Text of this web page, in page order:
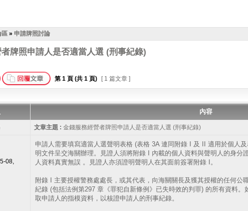
區 » 申請牌照討論
牌照申請人是否適當人選 (刑事紀錄)
第 1 頁 (共 1 頁) [ 1 篇文章 ]
內容
文章主題 : 金錢服務經營者牌照申請人是否適當人選 (刑事紀錄)
08,
申請人需要填寫適當人選聲明表格 (表格 3A 連同附錄 I 及 II 適用於個人
明文件呈交海關辦理。見證人須將附錄 I 內載的個人資料與聲明人的身分
人資料真實無誤 。見證人亦須證明聲明人在其面前簽署附錄 I。
附錄 I 主要授權警務處處長，或其代表，向海關關長及獲其授權的任何公
紀錄 (包括法例第297 章《罪犯自新條例》已失時效的判罪) 的所有資料
取申請人的指模資料，以核證申請人的刑事紀錄。